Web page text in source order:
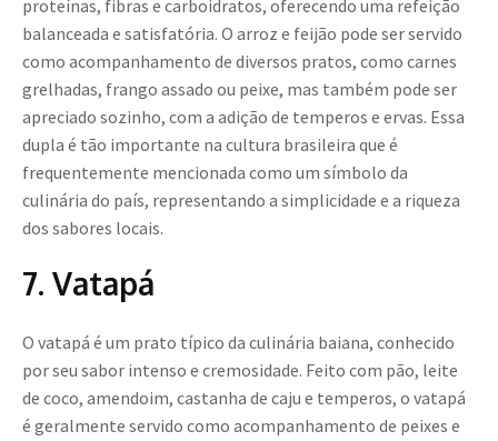
proteínas, fibras e carboidratos, oferecendo uma refeição
balanceada e satisfatória. O arroz e feijão pode ser servido
como acompanhamento de diversos pratos, como carnes
grelhadas, frango assado ou peixe, mas também pode ser
apreciado sozinho, com a adição de temperos e ervas. Essa
dupla é tão importante na cultura brasileira que é
frequentemente mencionada como um símbolo da
culinária do país, representando a simplicidade e a riqueza
dos sabores locais.
7. Vatapá
O vatapá é um prato típico da culinária baiana, conhecido
por seu sabor intenso e cremosidade. Feito com pão, leite
de coco, amendoim, castanha de caju e temperos, o vatapá
é geralmente servido como acompanhamento de peixes e